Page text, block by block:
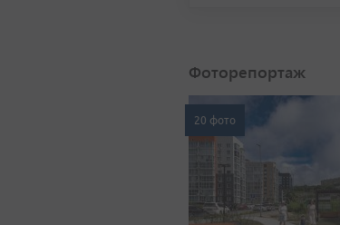
Фоторепортаж
20 фото